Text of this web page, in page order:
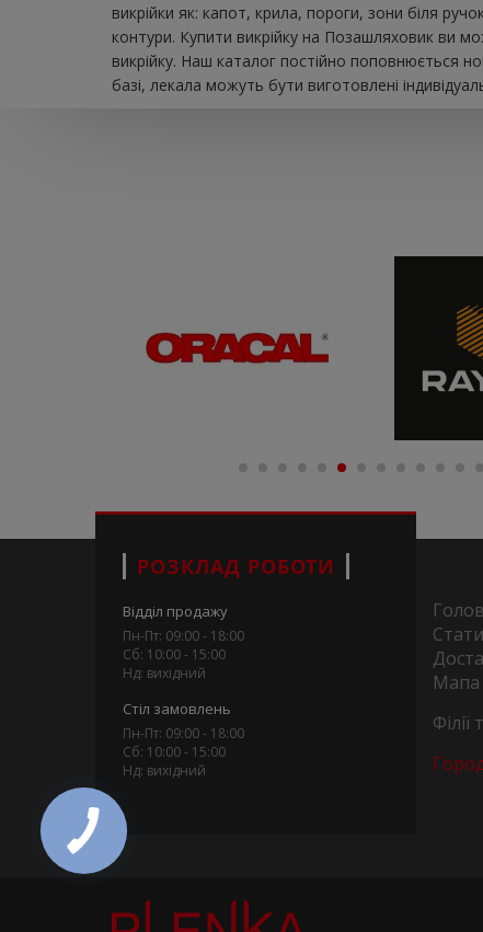
викрійки як: капот, крила, пороги, зони біля
контури. Купити викрійку на Позашляховик ви
викрійку. Наш каталог постійно поповнюється
базі, лекала можуть бути виготовлені
РОЗКЛАД РОБОТИ
Відділ продажу
Пн-Пт: 09:00 - 18:00
Сб: 10:00 - 15:00
Нд: вихідний
Стіл замовлень
Пн-Пт: 09:00 - 18:00
Сб: 10:00 - 15:00
Нд: вихідний
Мапа